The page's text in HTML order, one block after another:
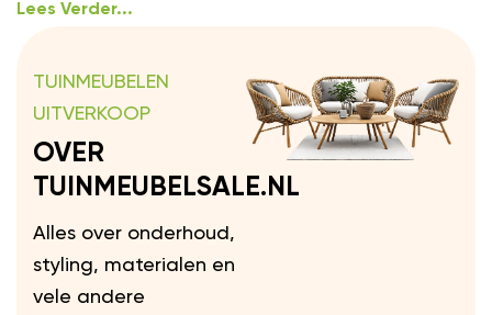
Lees Verder...
TUINMEUBELEN
UITVERKOOP
OVER
TUINMEUBELSALE.NL
Alles over onderhoud,
styling, materialen en
vele andere